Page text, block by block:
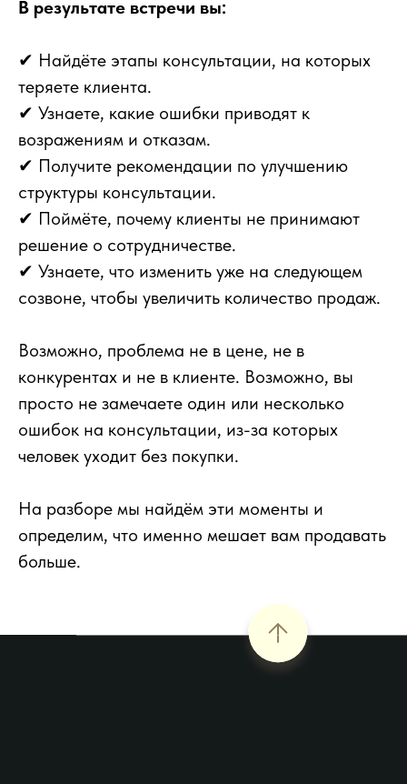
В результате встречи вы:
✔ Найдёте этапы консультации, на которых
теряете клиента.
✔ Узнаете, какие ошибки приводят к
возражениям и отказам.
✔ Получите рекомендации по улучшению
структуры консультации.
✔ Поймёте, почему клиенты не принимают
решение о сотрудничестве.
✔ Узнаете, что изменить уже на следующем
созвоне, чтобы увеличить количество продаж.
Возможно, проблема не в цене, не в
конкурентах и не в клиенте. Возможно, вы
просто не замечаете один или несколько
ошибок на консультации, из-за которых
человек уходит без покупки.
На разборе мы найдём эти моменты и
определим, что именно мешает вам продавать
больше.